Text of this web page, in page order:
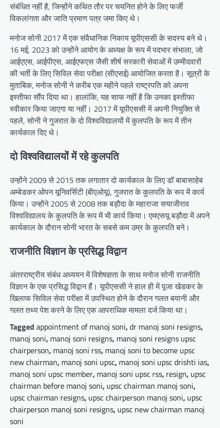
संबंधित नहीं है, जिन्होंने कथित तौर पर चयनित होने के लिए फर्जी
विकलांगता और जाति प्रमाण पत्र जमा किए थे।
मनोज सोनी 2017 में एक संवैधानिक निकाय यूपीएससी के सदस्य बने थे।
16 मई, 2023 को उन्होंने आयोग के अध्यक्ष के रूप में पदभार संभाला, जो
आईएएस, आईपीएस, आईएफएस जैसी शीर्ष सरकारी सेवाओं में उम्मीदवारों
की भर्ती के लिए सिविल सेवा परीक्षा (सीएसई) आयोजित करता है। सूत्रों के
मुताबिक, मनोज सोनी ने करीब एक महीने पहले राष्ट्रपति को अपना
इस्तीफा सौंप दिया था। हालांकि, यह साफ नहीं है कि उनका इस्तीफा
स्वीकार किया जाएगा या नहीं। 2017 में यूपीएससी में अपनी नियुक्ति से
पहले, सोनी ने गुजरात के दो विश्वविद्यालयों में कुलपति के रूप में तीन
कार्यकाल दिए थे।
दो विश्वविद्यालयों में रहे कुलपति
उन्होंने 2009 से 2015 तक लगातार दो कार्यकाल के लिए डॉ बाबासाहेब
अम्बेडकर ओपन यूनिवर्सिटी (बीएओयू), गुजरात के कुलपति के रूप में कार्य
किया। उन्होंने 2005 से 2008 तक बड़ौदा के महाराजा सयाजीराव
विश्वविद्यालय के कुलपति के रूप में भी कार्य किया। एमएसयू बड़ौदा में अपने
कार्यकाल के दौरान सोनी भारत के सबसे कम उम्र के कुलपति बने।
राजनीति विज्ञान के प्रसिद्ध विद्वान
अंतरराष्ट्रीय संबंध अध्ययन में विशेषज्ञता के साथ मनोज सोनी राजनीति
विज्ञान के एक प्रसिद्ध विद्वान हैं। यूपीएससी ने हाल ही में पूजा खेडकर के
खिलाफ सिविल सेवा परीक्षा में उपस्थित होने के दौरान गलत बयानी और
गलत तथ्य पेश करने के लिए एक आपराधिक मामला दर्ज किया था।
Tagged appointment of manoj soni,dr manoj soni resigns,
manoj soni, manoj soni resigns, manoj soni resigns upsc
chairperson, manoj soni rss, manoj soni to become upsc
new chairman, manoj soni upsc, manoj soni upsc drishti ias,
manoj soni upsc member, manoj soni upsc rss, resign, upsc
chairman before manoj soni, upsc chairman manoj soni,
upsc chairman resigns, upsc chairperson manoj soni, upsc
chairperson manoj soni resigns, upsc new chairman manoj
soni